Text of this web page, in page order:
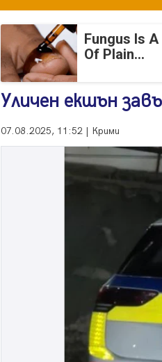
Fungus Is
Of Plain...
Уличен екшън
07.08.2025, 11:52 | Крими